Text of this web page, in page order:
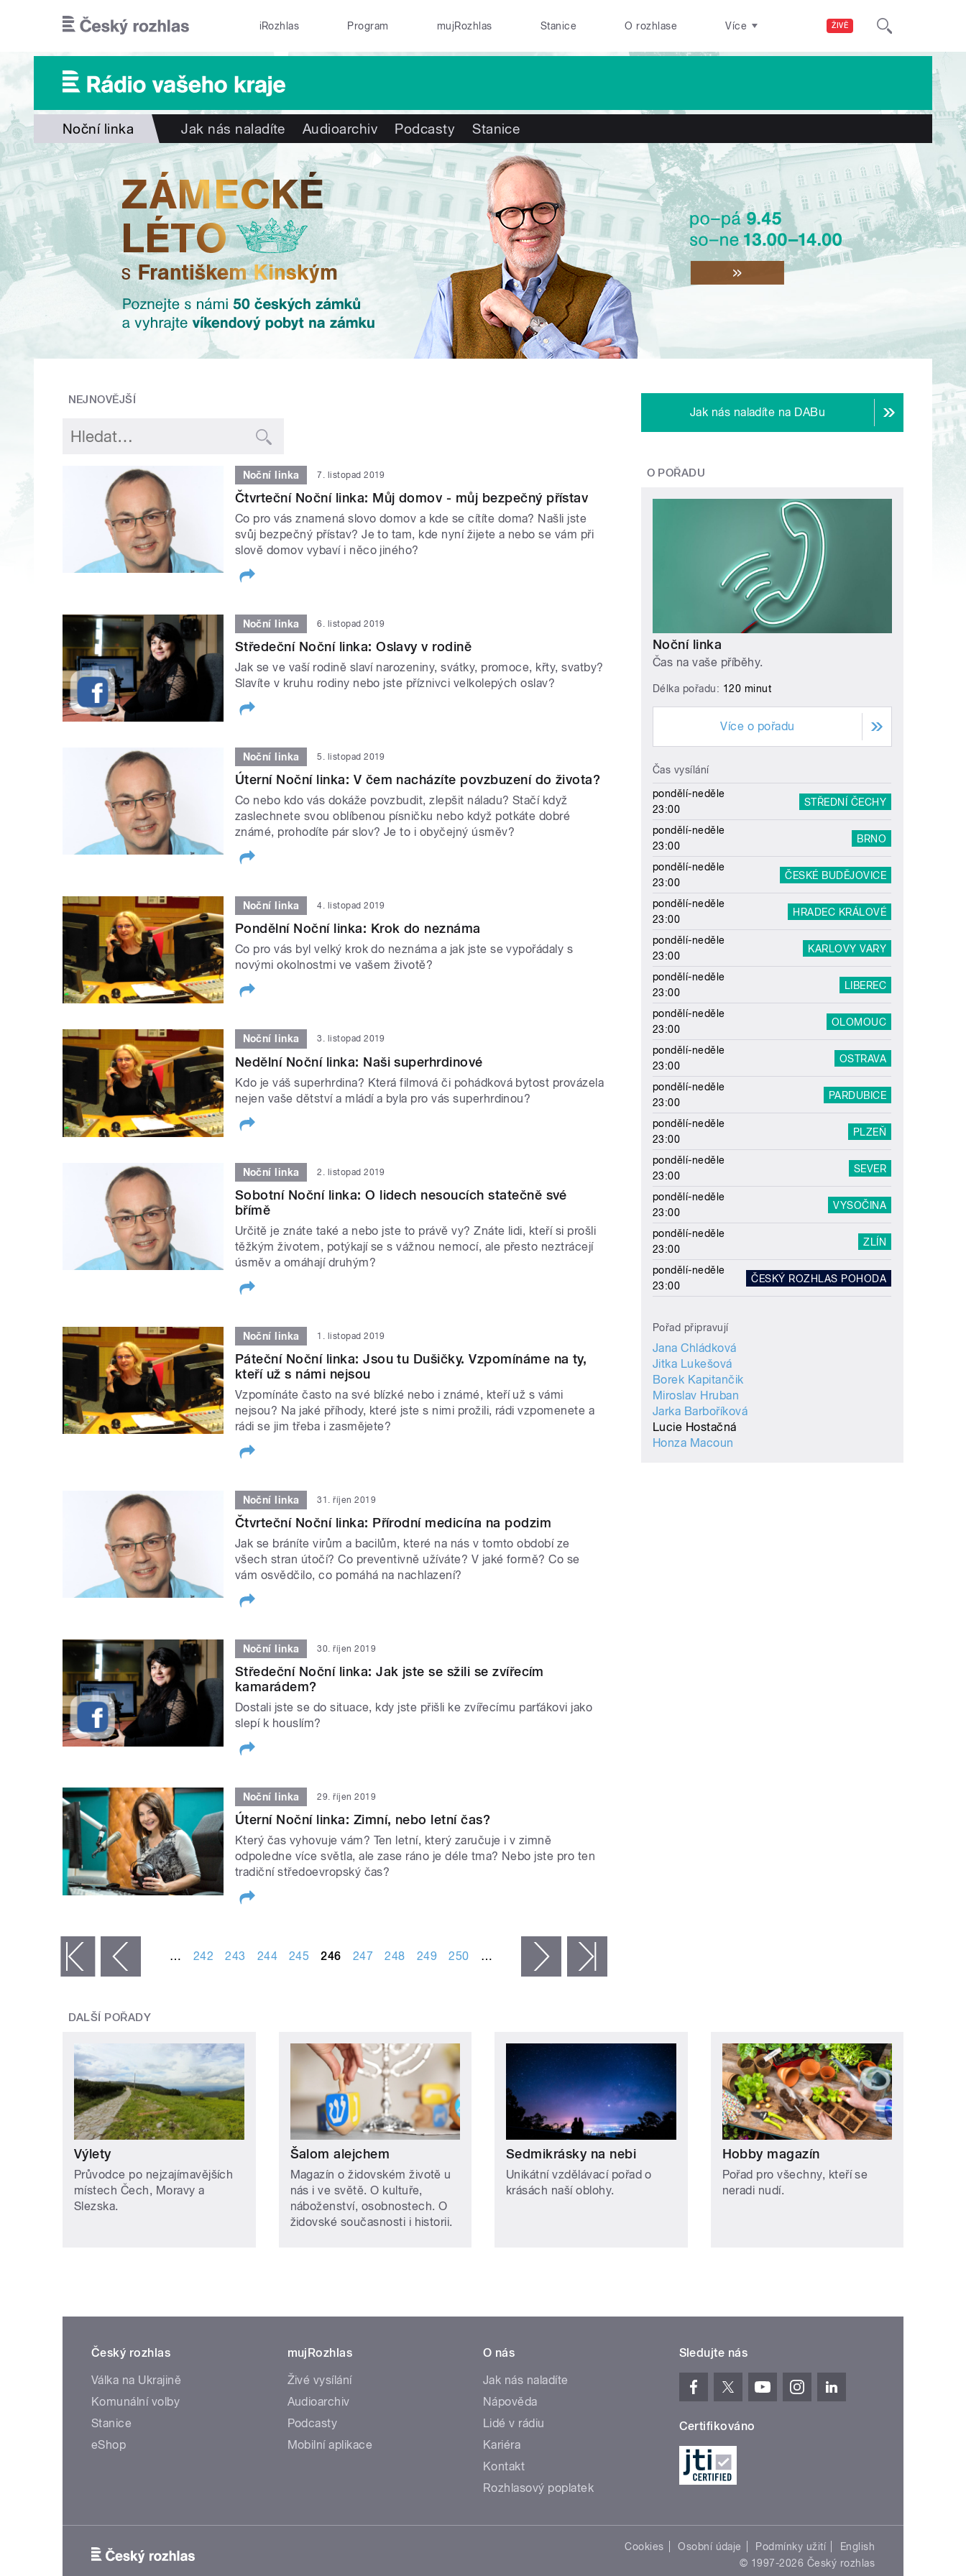
ŽIVĚ
iRozhlas Program mujRozhlas Stanice O rozhlase Více
Noční linka Jak nás naladíte Audioarchiv Podcasty Stanice
NEJNOVĚJŠÍ
Noční linka 7. listopad 2019
Čtvrteční Noční linka: Můj domov - můj bezpečný přístav
Co pro vás znamená slovo domov a kde se cítíte doma? Našli jste
svůj bezpečný přístav? Je to tam, kde nyní žijete a nebo se vám při
slově domov vybaví i něco jiného?
Noční linka 6. listopad 2019
Středeční Noční linka: Oslavy v rodině
Jak se ve vaší rodině slaví narozeniny, svátky, promoce, křty, svatby?
Slavíte v kruhu rodiny nebo jste příznivci velkolepých oslav?
Noční linka 5. listopad 2019
Úterní Noční linka: V čem nacházíte povzbuzení do života?
Co nebo kdo vás dokáže povzbudit, zlepšit náladu? Stačí když
zaslechnete svou oblíbenou písničku nebo když potkáte dobré
známé, prohodíte pár slov? Je to i obyčejný úsměv?
Noční linka 4. listopad 2019
Pondělní Noční linka: Krok do neznáma
Co pro vás byl velký krok do neznáma a jak jste se vypořádaly s
novými okolnostmi ve vašem životě?
Noční linka 3. listopad 2019
Nedělní Noční linka: Naši superhrdinové
Kdo je váš superhrdina? Která filmová či pohádková bytost provázela
nejen vaše dětství a mládí a byla pro vás superhrdinou?
Noční linka 2. listopad 2019
Sobotní Noční linka: O lidech nesoucích statečně své
břímě
Určitě je znáte také a nebo jste to právě vy? Znáte lidi, kteří si prošli
těžkým životem, potýkají se s vážnou nemocí, ale přesto neztrácejí
úsměv a omáhají druhým?
Noční linka 1. listopad 2019
Páteční Noční linka: Jsou tu Dušičky. Vzpomínáme na ty,
kteří už s námi nejsou
Vzpomínáte často na své blízké nebo i známé, kteří už s vámi
nejsou? Na jaké příhody, které jste s nimi prožili, rádi vzpomenete a
rádi se jim třeba i zasmějete?
Noční linka 31. říjen 2019
Čtvrteční Noční linka: Přírodní medicína na podzim
Jak se bráníte virům a bacilům, které na nás v tomto období ze
všech stran útočí? Co preventivně užíváte? V jaké formě? Co se
vám osvědčilo, co pomáhá na nachlazení?
Noční linka 30. říjen 2019
Středeční Noční linka: Jak jste se sžili se zvířecím
kamarádem?
Dostali jste se do situace, kdy jste přišli ke zvířecímu parťákovi jako
slepí k houslím?
Noční linka 29. říjen 2019
Úterní Noční linka: Zimní, nebo letní čas?
Který čas vyhovuje vám? Ten letní, který zaručuje i v zimně
odpoledne více světla, ale zase ráno je déle tma? Nebo jste pro ten
tradiční středoevropský čas?
‹ předchozí … 242 243 244 245 246 247 248 249 250 … následující ›
Jak nás naladíte na DABu
O POŘADU
Noční linka
Čas na vaše příběhy.
Délka pořadu: 120 minut
Více o pořadu
Čas vysílání
pondělí-neděle
23:00
STŘEDNÍ ČECHY
pondělí-neděle
23:00
BRNO
pondělí-neděle
23:00
ČESKÉ BUDĚJOVICE
pondělí-neděle
23:00
HRADEC KRÁLOVÉ
pondělí-neděle
23:00
KARLOVY VARY
pondělí-neděle
23:00
LIBEREC
pondělí-neděle
23:00
OLOMOUC
pondělí-neděle
23:00
OSTRAVA
pondělí-neděle
23:00
PARDUBICE
pondělí-neděle
23:00
PLZEŇ
pondělí-neděle
23:00
SEVER
pondělí-neděle
23:00
VYSOČINA
pondělí-neděle
23:00
ZLÍN
pondělí-neděle
23:00
ČESKÝ ROZHLAS POHODA
Pořad připravují
Jana Chládková
Jitka Lukešová
Borek Kapitančik
Miroslav Hruban
Jarka Barboříková
Lucie Hostačná
Honza Macoun
DALŠÍ POŘADY
Výlety
Průvodce po nejzajímavějších
místech Čech, Moravy a
Slezska.
Šalom alejchem
Magazín o židovském životě u
nás i ve světě. O kultuře,
náboženství, osobnostech. O
židovské současnosti i historii.
Sedmikrásky na nebi
Unikátní vzdělávací pořad o
krásách naší oblohy.
Hobby magazín
Pořad pro všechny, kteří se
neradi nudí.
Český rozhlas
Válka na Ukrajině
Komunální volby
Stanice
eShop
mujRozhlas
Živé vysílání
Audioarchiv
Podcasty
Mobilní aplikace
O nás
Jak nás naladíte
Nápověda
Lidé v rádiu
Kariéra
Kontakt
Rozhlasový poplatek
Sledujte nás
Certifikováno
Cookies Osobní údaje Podmínky užití
English
© 1997-2026 Český rozhlas